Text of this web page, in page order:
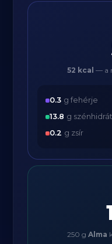
52 kcal — a
0.3 g fehérje
13.8 g szénhidrát
0.2 g zsír
250 g Alma